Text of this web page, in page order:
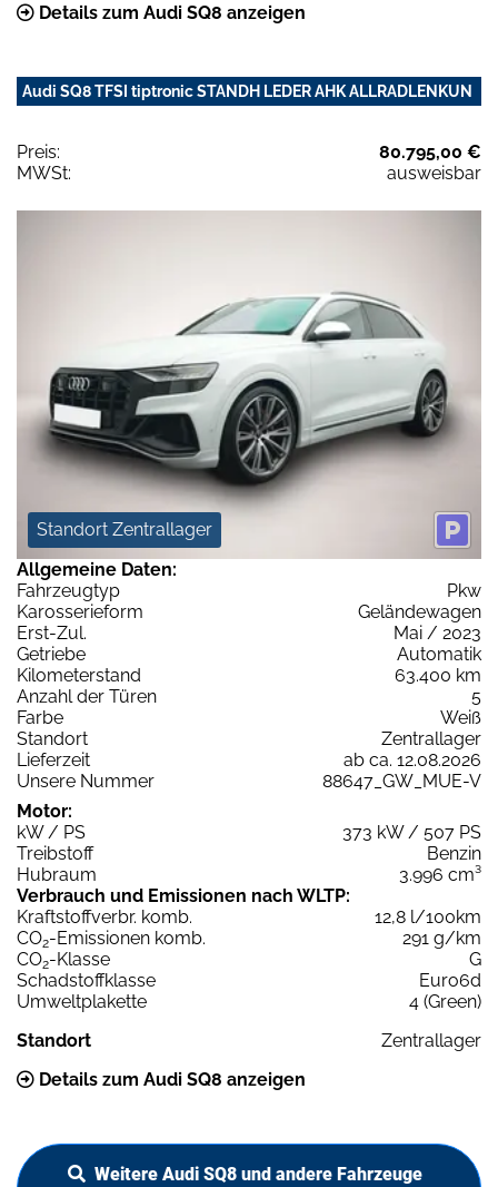
Details zum Audi SQ8 anzeigen
Audi SQ8 TFSI tiptronic STANDH LEDER AHK ALLRADLENKUN
Preis:
80.795,00 €
MWSt:
ausweisbar
Standort Zentrallager
Allgemeine Daten:
Fahrzeugtyp
Pkw
Karosserieform
Geländewagen
Erst-Zul.
Mai / 2023
Getriebe
Automatik
Kilometerstand
63.400 km
Anzahl der Türen
5
Farbe
Weiß
Standort
Zentrallager
Lieferzeit
ab ca. 12.08.2026
Unsere Nummer
88647_GW_MUE-V
Motor:
kW / PS
373 kW / 507 PS
Treibstoff
Benzin
Hubraum
3.996 cm³
Verbrauch und Emissionen nach WLTP:
Kraftstoffverbr. komb.
12,8 l/100km
CO2-Emissionen komb.
291 g/km
CO2-Klasse
G
Schadstoffklasse
Euro6d
Umweltplakette
4 (Green)
Standort
Zentrallager
Details zum Audi SQ8 anzeigen
Weitere Audi SQ8 und andere Fahrzeuge